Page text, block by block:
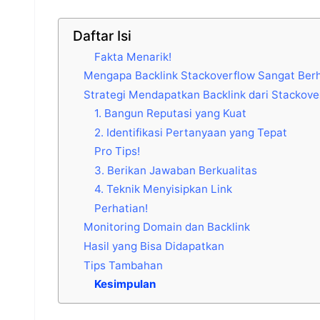
Daftar Isi
Fakta Menarik!
Mengapa Backlink Stackoverflow Sangat
Strategi Mendapatkan Backlink dari
1. Bangun Reputasi yang Kuat
2. Identifikasi Pertanyaan yang Tepat
Pro Tips!
3. Berikan Jawaban Berkualitas
4. Teknik Menyisipkan Link
Perhatian!
Monitoring Domain dan Backlink
Hasil yang Bisa Didapatkan
Tips Tambahan
Kesimpulan